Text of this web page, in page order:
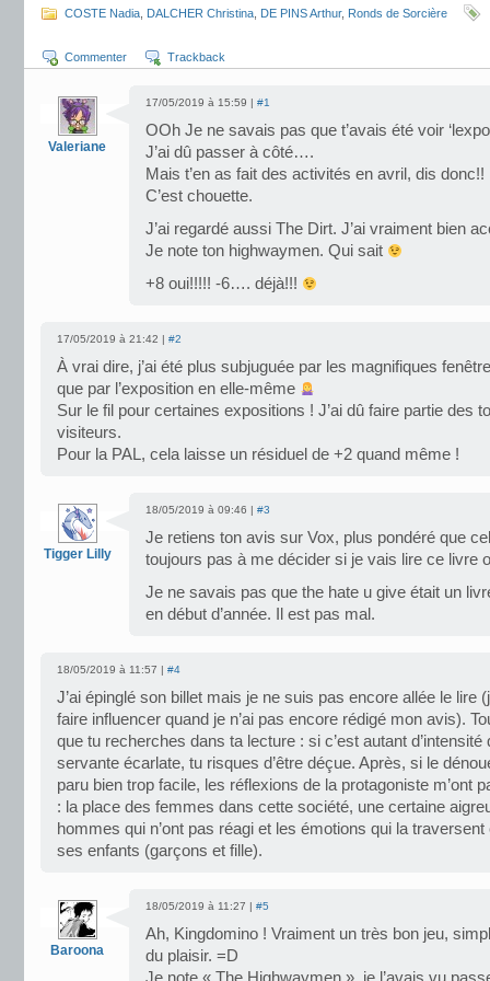
COSTE Nadia DALCHER Christina DE PINS Arthur, Ronds de Sorcière
Commenter Trackback
Valeriane
17/05/2019 à 15:59 | #1
OOh Je ne savais pas que t’avais été voir
J’ai dû passer à côté….
Mais t’en as fait des activités en avril, dis donc!!
C’est chouette.
J’ai regardé aussi The Dirt. J’ai vraiment bien
Je note ton highwaymen. Qui sait
+8 oui!!!!! -6…. déjà!!!
17/05/2019 à 21:42 | #2
À vrai dire, j’ai été plus subjuguée par les magnifiques
que par l’exposition en elle-même
Sur le fil pour certaines expositions ! J’ai dû faire partie des
visiteurs.
Pour la PAL, cela laisse un résiduel de +2 quand même !
Tigger Lilly
18/05/2019 à 09:46 | #3
Je retiens ton avis sur Vox, plus pondéré que
toujours pas à me décider si je vais lire ce livre
Je ne savais pas que the hate u give était un
en début d’année. Il est pas mal.
18/05/2019 à 11:57 | #4
J’ai épinglé son billet mais je ne suis pas encore allée le lire
faire influencer quand je n’ai pas encore rédigé mon avis).
que tu recherches dans ta lecture : si c’est autant d’intensité
servante écarlate, tu risques d’être déçue. Après, si le
paru bien trop facile, les réflexions de la protagoniste m’ont
: la place des femmes dans cette société, une certaine
hommes qui n’ont pas réagi et les émotions qui la
ses enfants (garçons et fille).
Baroona
18/05/2019 à 11:27 | #5
Ah, Kingdomino ! Vraiment un très bon jeu,
du plaisir. =D